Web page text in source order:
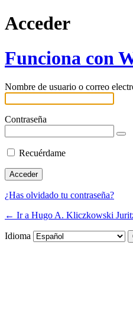
Acceder
Funciona con
Nombre de usuario o correo
Contraseña
Recuérdame
¿Has olvidado tu contraseña?
← Ir a Hugo A. Kliczkowski
Idioma